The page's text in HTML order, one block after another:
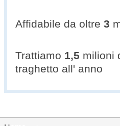
Affidabile da oltre 3
Trattiamo 1,5 milioni
traghetto all' anno